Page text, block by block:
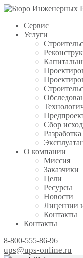
Сервис
Услуги
Сбор
О компании
Миссия
Заказчики
Цели
Ресурсы
Новости
Лицензии
Контакты
Контакты
8-800-555-86-96
ups@ups-online.ru